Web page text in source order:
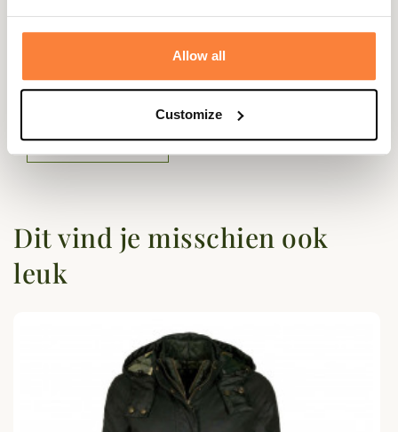
Allow all
Customize
Questions (FAQs)
Poser une question
Dit vind je misschien ook
leuk